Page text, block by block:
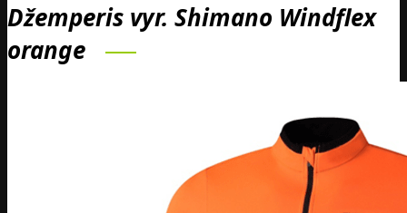
Džemperis vyr. Shimano Windflex
orange